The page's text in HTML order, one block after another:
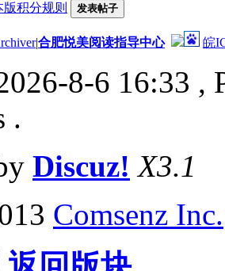
版积分规则 发表帖子
|合肥悦美阅读指导中心 皖
8-6 16:33 ,
.
Discuz! X3.1
Comsenz Inc.